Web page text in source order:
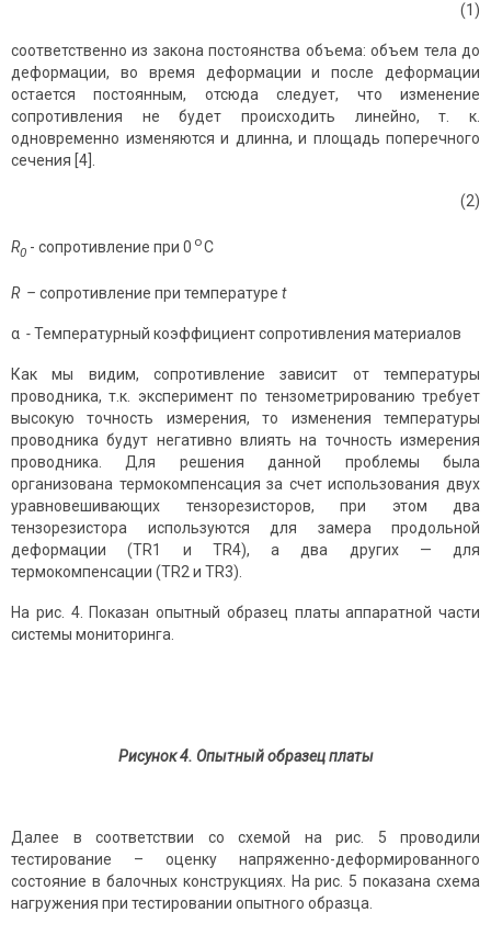
(1)
соответственно из закона постоянства объема: объем тела до
деформации, во время деформации и после деформации
остается постоянным, отсюда следует, что изменение
сопротивления не будет происходить линейно, т. к.
одновременно изменяются и длинна, и площадь поперечного
сечения [4].
(2)
R0 - сопротивление при 0 oC
R – сопротивление при температуре t
α -Температурный коэффициент сопротивления материалов
Как мы видим, сопротивление зависит от температуры
проводника, т.к. эксперимент по тензометрированию требует
высокую точность измерения, то изменения температуры
проводника будут негативно влиять на точность измерения
проводника. Для решения данной проблемы была
организована термокомпенсация за счет использования двух
уравновешивающих тензорезисторов, при этом два
тензорезистора используются для замера продольной
деформации (TR1 и TR4), а два других — для
термокомпенсации (TR2 и TR3).
На рис. 4. Показан опытный образец платы аппаратной части
системы мониторинга.
Рисунок 4. Опытный образец платы
Далее в соответствии со схемой на рис. 5 проводили
тестирование – оценку напряженно-деформированного
состояние в балочных конструкциях. На рис. 5 показана схема
нагружения при тестировании опытного образца.